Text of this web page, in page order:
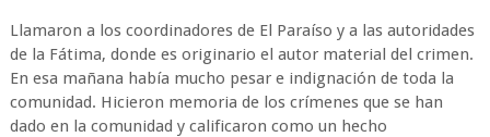
Llamaron a los coordinadores de El Paraíso y a las autoridades
de la Fátima, donde es originario el autor material del crimen.
En esa mañana había mucho pesar e indignación de toda la
comunidad. Hicieron memoria de los crímenes que se han
dado en la comunidad y calificaron como un hecho